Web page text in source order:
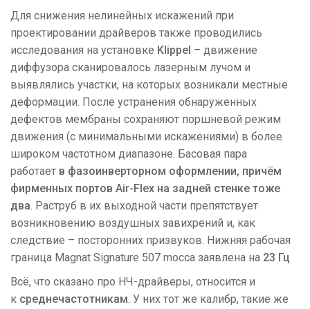
Для снижения нелинейных искажений при
проектировании драйверов также проводились
исследования на установке Klippel – движение
диффузора сканировалось лазерным лучом и
выявлялись участки, на которых возникали местные
деформации. После устранения обнаруженных
дефектов мембраны сохраняют поршневой режим
движения (с минимальными искажениями) в более
широком частотном диапазоне. Басовая пара
работает в фазоинверторном оформлении, причём
фирменных портов Air-Flex на задней стенке тоже
два. Раструб в их выходной части препятствует
возникновению воздушных завихрений и, как
следствие – посторонних призвуков. Нижняя рабочая
граница Magnat Signature 507 mocca заявлена на 23 Гц
Всё, что сказано про НЧ-драйверы, относится и
к среднечастотникам. У них тот же калибр, такие же